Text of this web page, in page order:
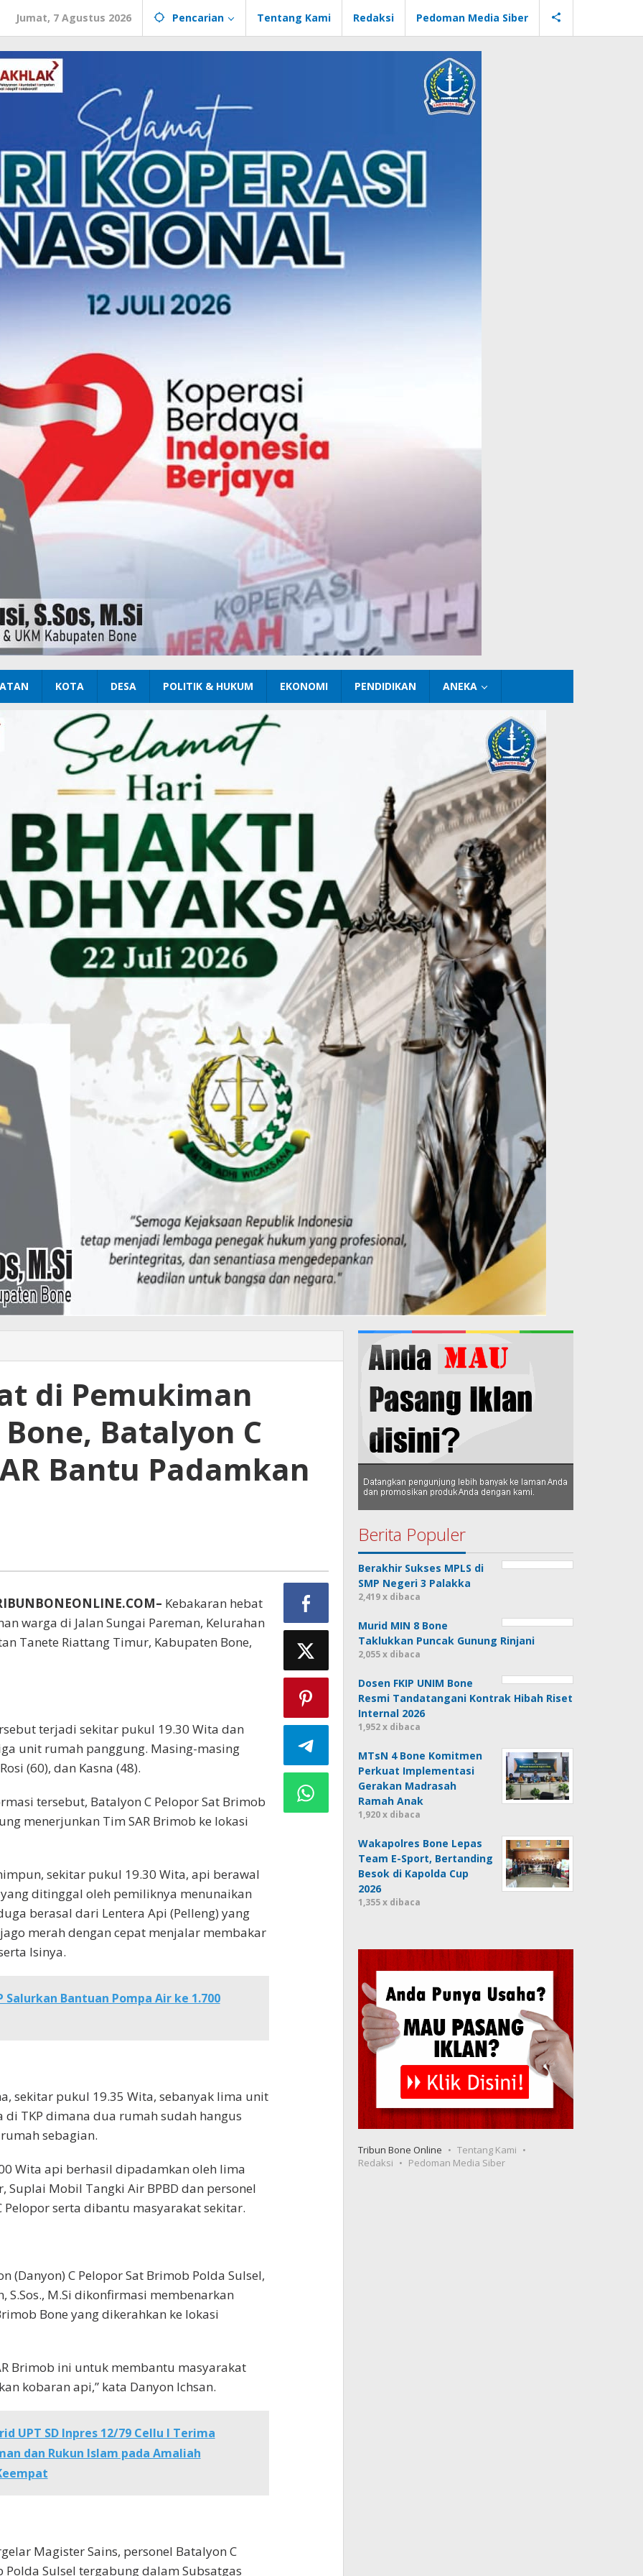
Jumat, 7 Agustus 2026 Pencarian Tentang Kami Redaksi Pedoman Media Siber
KOTA DESA POLITIK & HUKUM EKONOMI PENDIDIKAN ANEKA
di Pemukiman
Batalyon C
Bantu Padamkan
Kebakaran hebat
warga di Jalan Sungai Pareman, Kelurahan
Tanete Riattang Timur, Kabupaten Bone,
terjadi sekitar pukul 19.30 Wita dan
unit rumah panggung. Masing-masing
(60), dan Kasna (48).
tersebut, Batalyon C Pelopor Sat Brimob
menerjunkan Tim SAR Brimob ke lokasi
sekitar pukul 19.30 Wita, api berawal
ditinggal oleh pemiliknya menunaikan
berasal dari Lentera Api (Pelleng) yang
merah dengan cepat menjalar membakar
Isinya.
Salurkan Bantuan Pompa Air ke 1.700
sekitar pukul 19.35 Wita, sebanyak lima unit
TKP dimana dua rumah sudah hangus
sebagian.
Wita api berhasil dipadamkan oleh lima
Suplai Mobil Tangki Air BPBD dan personel
Pelopor serta dibantu masyarakat sekitar.
(Danyon) C Pelopor Sat Brimob Polda Sulsel,
S.Sos., M.Si dikonfirmasi membenarkan
Bone yang dikerahkan ke lokasi
Brimob ini untuk membantu masyarakat
kobaran api,” kata Danyon Ichsan.
UPT SD Inpres 12/79 Cellu I Terima
dan Rukun Islam pada Amaliah
Magister Sains, personel Batalyon C
Polda Sulsel tergabung dalam Subsatgas
Berita Populer
Berakhir Sukses MPLS di
SMP Negeri 3 Palakka
2,419 x dibaca
Murid MIN 8 Bone
Taklukkan Puncak Gunung Rinjani
2,055 x dibaca
Dosen FKIP UNIM Bone
Resmi Tandatangani Kontrak Hibah Riset
Internal 2026
1,952 x dibaca
MTsN 4 Bone Komitmen
Perkuat Implementasi
Gerakan Madrasah
Ramah Anak
1,920 x dibaca
Wakapolres Bone Lepas
Team E-Sport, Bertanding
Besok di Kapolda Cup
2026
1,355 x dibaca
Tribun Bone Online
Tentang Kami
Redaksi
Pedoman Media Siber